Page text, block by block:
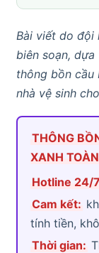
Bài viết do đội
biên soạn,
thông bồn cầu
nhà vệ sinh
THÔNG
XANH
Hotline 24/
Cam kết:
tính tiền,
Thời gian: